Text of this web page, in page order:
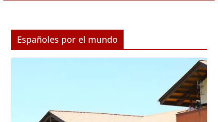
Españoles por el mundo